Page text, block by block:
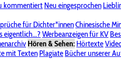
kommentiert Neu eingesprochen
für Dichter*innenChinesische
eigentlich...? Werbeanzeigen für KV
Hören & Sehen: Hörtexte
mit Texten Plagiate Bücher unserer
Wege führen zu KVPasswort
Impressum